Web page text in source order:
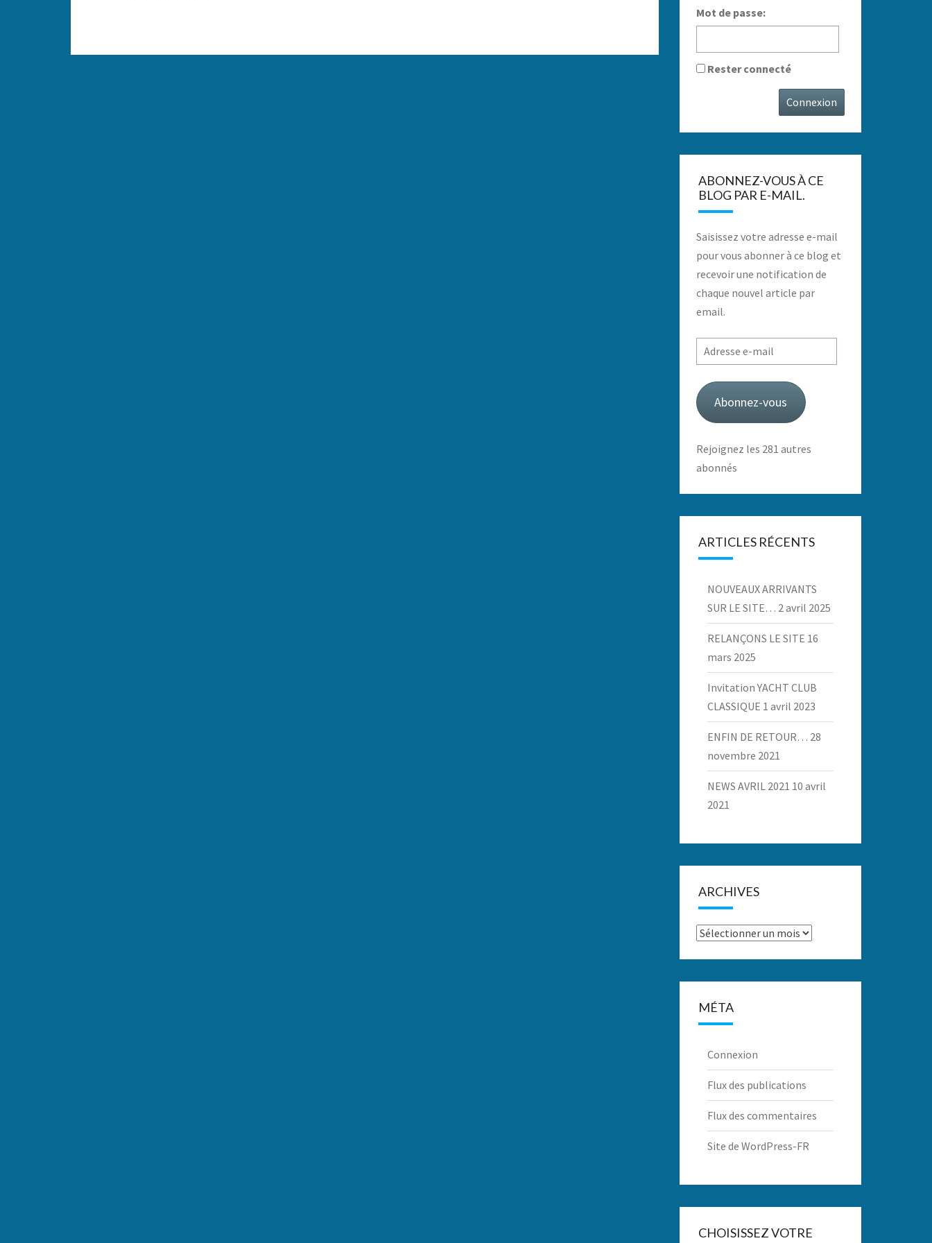
Mot de passe:
Rester connecté
Connexion
ABONNEZ-VOUS À CE
BLOG PAR E-MAIL.
Saisissez votre adresse e-mail
pour vous abonner à ce blog et
recevoir une notification de
chaque nouvel article par
email.
Adresse
e-
mail
Abonnez-vous
Rejoignez les 281 autres
abonnés
ARTICLES RÉCENTS
NOUVEAUX ARRIVANTS
SUR LE SITE… 2 avril 2025
RELANÇONS LE SITE 16
mars 2025
Invitation YACHT CLUB
CLASSIQUE 1 avril 2023
ENFIN DE RETOUR… 28
novembre 2021
NEWS AVRIL 2021 10 avril
2021
ARCHIVES
Archives
MÉTA
Connexion
Flux des publications
Flux des commentaires
Site de WordPress-FR
CHOISISSEZ VOTRE